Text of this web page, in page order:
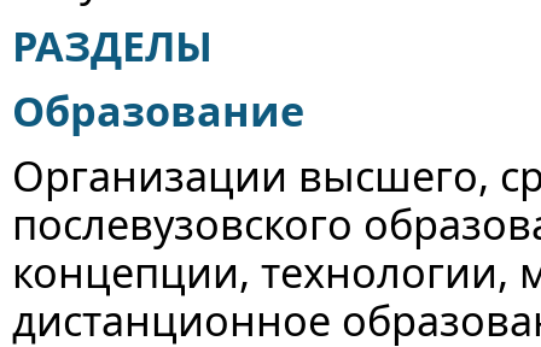
РАЗДЕЛЫ
Образование
Организации высшего,
послевузовского
концепции, технологии,
дистанционное